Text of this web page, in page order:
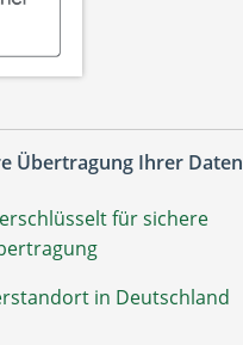
Übertragung Ihrer Daten
für sichere
in Deutschland